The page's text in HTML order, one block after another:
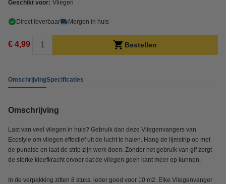
Geschikt voor: Vliegen
Direct leverbaar Morgen in huis
€ 4,99 Bestellen
OmschrijvingSpecificaties
Omschrijving
Last van veel vliegen in huis? Gebruik dan deze Vliegenvangers van
Ecostyle om vliegen effectief uit de lucht te halen. Hang de lijmstrip op met
de punaise en laat de strip zijn werk doen. Zonder het gebruik van gif zorgt
de sterke kleefkracht ervoor dat de vliegen geen kant meer op kunnen.
In de verpakking zitten 8 stuks, ieder goed voor 10 m2. Elke Vliegenvanger